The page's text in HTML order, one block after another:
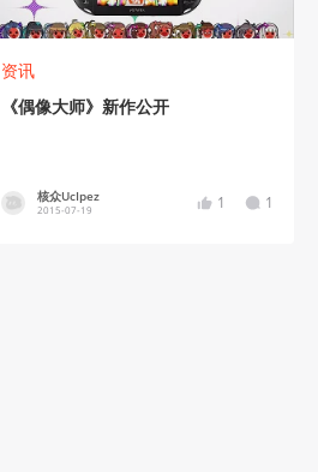
资讯
《偶像大师》新作公开
核众UcIpez
2015-07-19 1 1